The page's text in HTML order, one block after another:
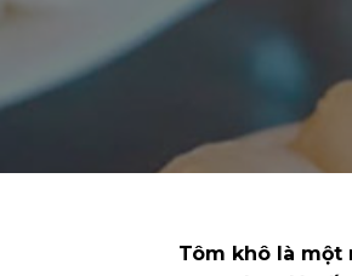
Tôm khô là một